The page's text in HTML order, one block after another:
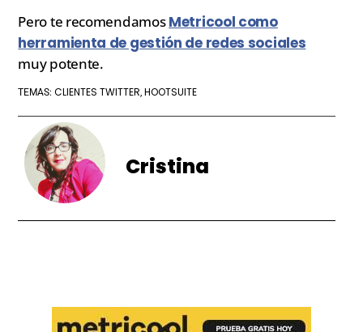
Pero te recomendamosMetricool como
herramienta de gestión de redes sociales
muy potente.
TEMAS:CLIENTES TWITTER, HOOTSUITE
Cristina